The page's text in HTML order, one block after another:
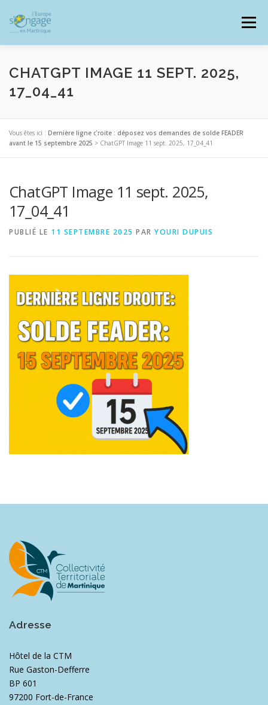
contenu
Menu
RESSOURCES DOCUMENTAIRES ZOOM EUROPE
CHATGPT IMAGE 11 SEPT. 2025,
17_04_41
Vous êtes ici : Dernière ligne droite : déposez vos demandes de solde FEADER
avant le 15 septembre 2025 > ChatGPT Image 11 sept. 2025, 17_04_41
ChatGPT Image 11 sept. 2025,
17_04_41
PUBLIÉ LE 11 SEPTEMBRE 2025 PAR YOURI DUPUIS
Adresse
Hôtel de la CTM
Rue Gaston-Defferre
BP 601
97200 Fort-de-France